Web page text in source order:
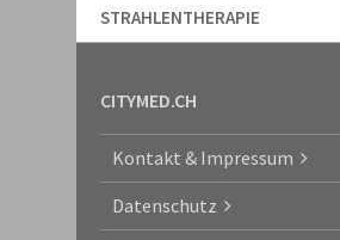
STRAHLENTHERAPIE
CITYMED.CH
Kontakt & Impressum
Datenschutz